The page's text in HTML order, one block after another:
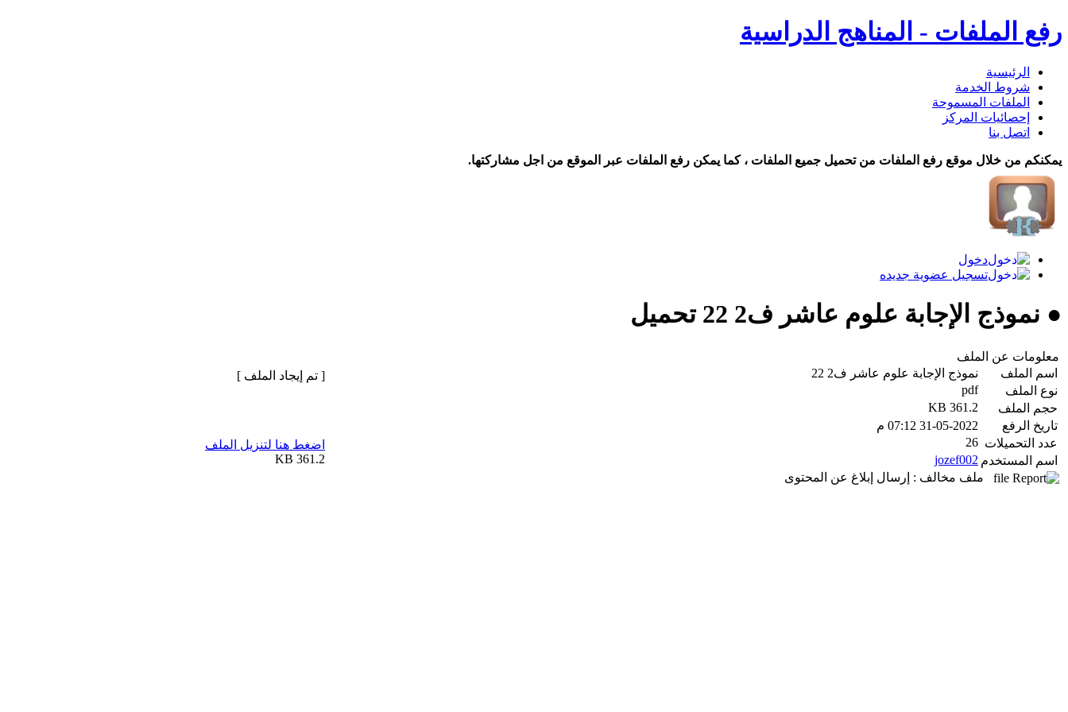
رفع الملفات - المناهج الدراسية
الرئيسية
شروط الخدمة
الملفات المسموحة
إحصائيات المركز
اتصل بنا
يمكنكم من خلال موقع رفع الملفات من تحميل جميع الملفات ، كما يمكن رفع الملفات عبر الموقع من اجل مشاركتها.
دخول
تسجيل عضوية جديده
● نموذج الإجابة علوم عاشر ف2 22 تحميل
معلومات عن الملف
اسم الملف
نموذج الإجابة علوم عاشر ف2 22
نوع الملف
pdf
حجم الملف
361.2 KB
تاريخ الرفع
31-05-2022 07:12 م
عدد التحميلات 26
اسم المستخدم jozef002
ملف مخالف : إرسال إبلاغ عن المحتوى
[ تم إيجاد الملف ]
اضغط هنا لتنزيل الملف
361.2 KB